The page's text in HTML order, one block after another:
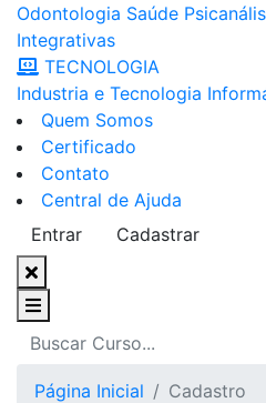
Odontologia Saúde
Integrativas
TECNOLOGIA
Industria e Tecnologia
Quem Somos
Certificado
Contato
Central de Ajuda
Entrar
Cadastrar
Página Inicial Cadastro